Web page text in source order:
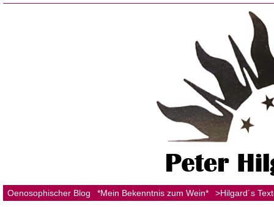
Oenosophischer Blog *Mein Bekenntnis zum Wein* >Hilgard´s